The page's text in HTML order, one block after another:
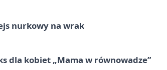
nurkowy na wrak
dla kobiet „Mama w równowadze”